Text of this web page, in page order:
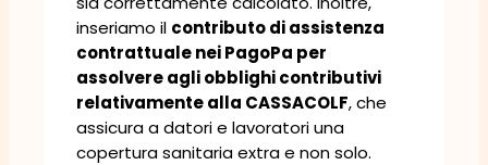
inseriamo il contributo di assistenza
contrattuale nei PagoPa per
assolvere agli obblighi contributivi
relativamente alla CASSACOLF, che
assicura a datori e lavoratori una
copertura sanitaria extra e non solo.